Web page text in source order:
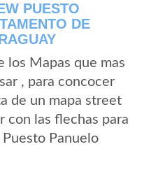
PUESTO
DE
los Mapas que mas
, para concocer
de un mapa street
con las flechas para
Panuelo